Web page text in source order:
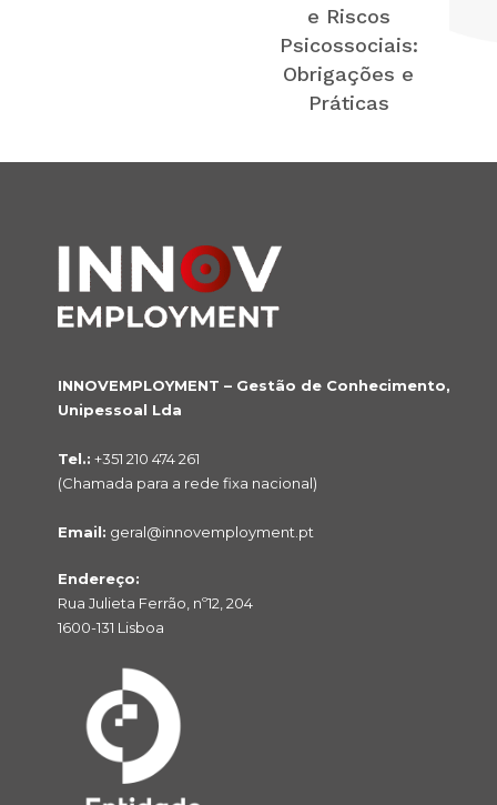
e Riscos
Psicossociais:
Obrigações e
Práticas
INNOVEMPLOYMENT – Gestão de Conhecimento,
Unipessoal Lda
Tel.: +351 210 474 261
(Chamada para a rede fixa nacional)
Email: geral@innovemployment.pt
Endereço:
Rua Julieta Ferrão, nº12, 204
1600-131 Lisboa